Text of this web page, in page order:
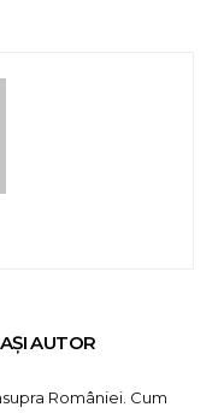
AUTOR
României. Cum